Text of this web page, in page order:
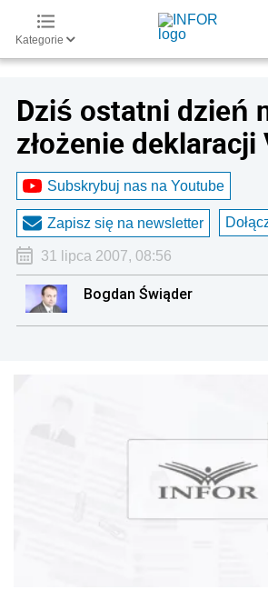
Kategorie
Dziś ostatni dzień
złożenie deklaracji
Subskrybuj nas na Youtube
Zapisz się na newsletter
31 lipca 2007, 08:56
Bogdan Świąder